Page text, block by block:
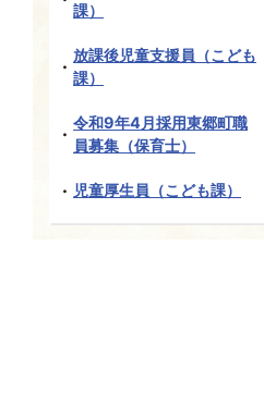
課）
放課後児童支援員（こども
課）
令和9年4月採用東郷町職
員募集（保育士）
児童厚生員（こども課）